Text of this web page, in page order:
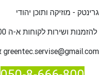
גרינטק - מוזיקה ותוכן יהודי
להזמנות ו
greentec.servise@gmail.com